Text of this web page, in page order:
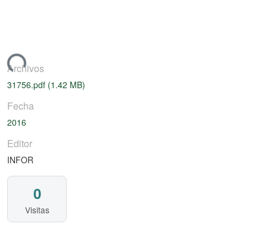
Archivos
31756.pdf (1.42 MB)
Fecha
2016
Editor
INFOR
0
Visitas